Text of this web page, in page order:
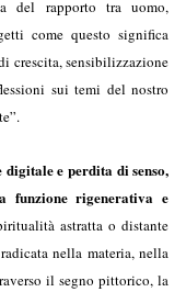
del rapporto tra uomo,
come questo significa
crescita, sensibilizzazione
sui temi del nostro
e perdita di senso,
funzione rigenerativa e
astratta o distante
nella materia, nella
il segno pittorico, la